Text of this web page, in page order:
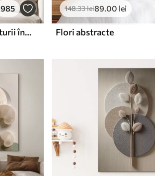
985
Pictură abstractă în stilul picturii în ulei
148.33lei89.00 lei
Flori abstracte